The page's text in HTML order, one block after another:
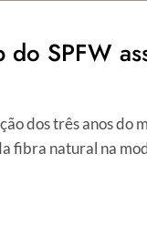
do SPFW
dos três anos do
fibra natural na